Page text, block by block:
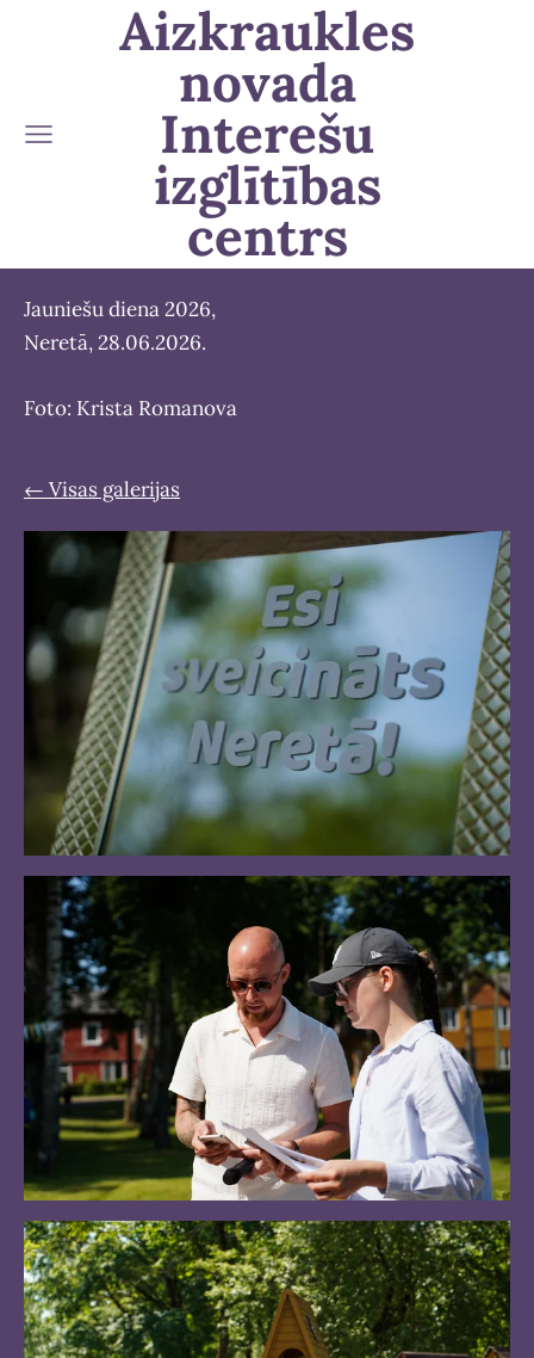
Aizkraukles
novada
Interešu
izglītības
centrs
Jauniešu diena 2026,
Neretā, 28.06.2026.
Foto: Krista Romanova
Visas galerijas